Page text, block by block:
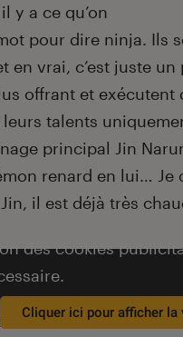
y a ce qu’on
pour dire ninja. Ils
en vrai, c’est juste
offrant et exécutent
talents
principal Jin
renard en lui… Je
il est déjà très
des cookies
Cliquer ici pour afficher la
balèze et il maîtrise